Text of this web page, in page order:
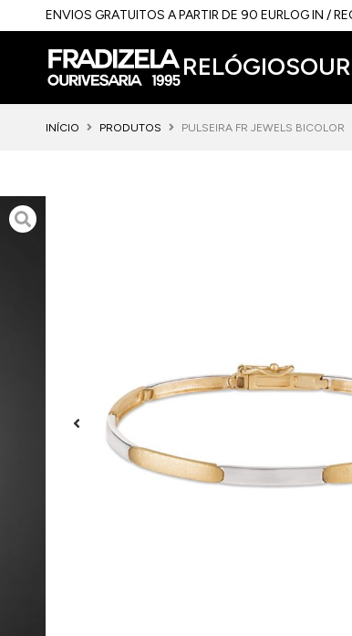
ENVIOS GRATUITOS A PARTIR DE 90 EURLOG IN /
RELÓGIOS
INÍCIO PRODUTOS PULSEIRA FR JEWELS BICOLOR